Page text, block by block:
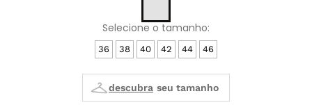
36 38 40 42 44 46